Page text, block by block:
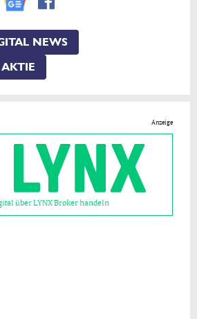
NEWS
Anzeige
über LYNX Broker handeln